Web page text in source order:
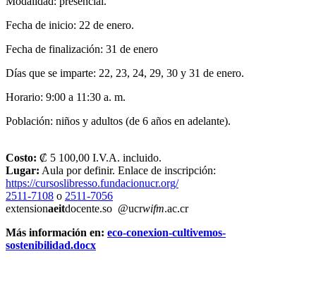
Fecha de inicio: 22 de enero.
Fecha de finalización: 31 de enero
Días que se imparte: 22, 23, 24, 29, 30 y 31 de enero.
Horario: 9:00 a 11:30 a. m.
Población: niños y adultos (de 6 años en adelante).
Costo: ₡ 5 100,00 I.V.A. incluido.
Lugar: Aula por definir. Enlace de inscripción:
https://cursoslibresso.fundacionucr.org/
2511-7108 o 2511-7056
extensionaeitdocente.so @ucrwifm.ac.cr
Más información en: eco-conexion-cultivemos-
sostenibilidad.docx